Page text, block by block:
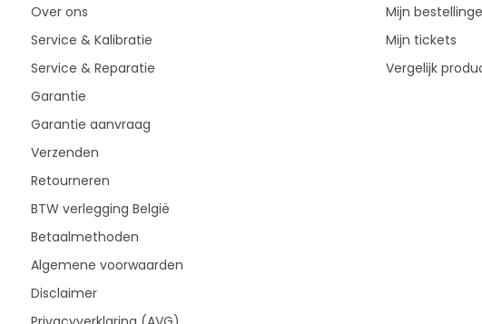
Over ons
Service & Kalibratie
Service & Reparatie
Garantie
Garantie aanvraag
Verzenden
Retourneren
BTW verlegging België
Betaalmethoden
Algemene voorwaarden
Disclaimer
Mijn
Mijn tickets
Vergelijk